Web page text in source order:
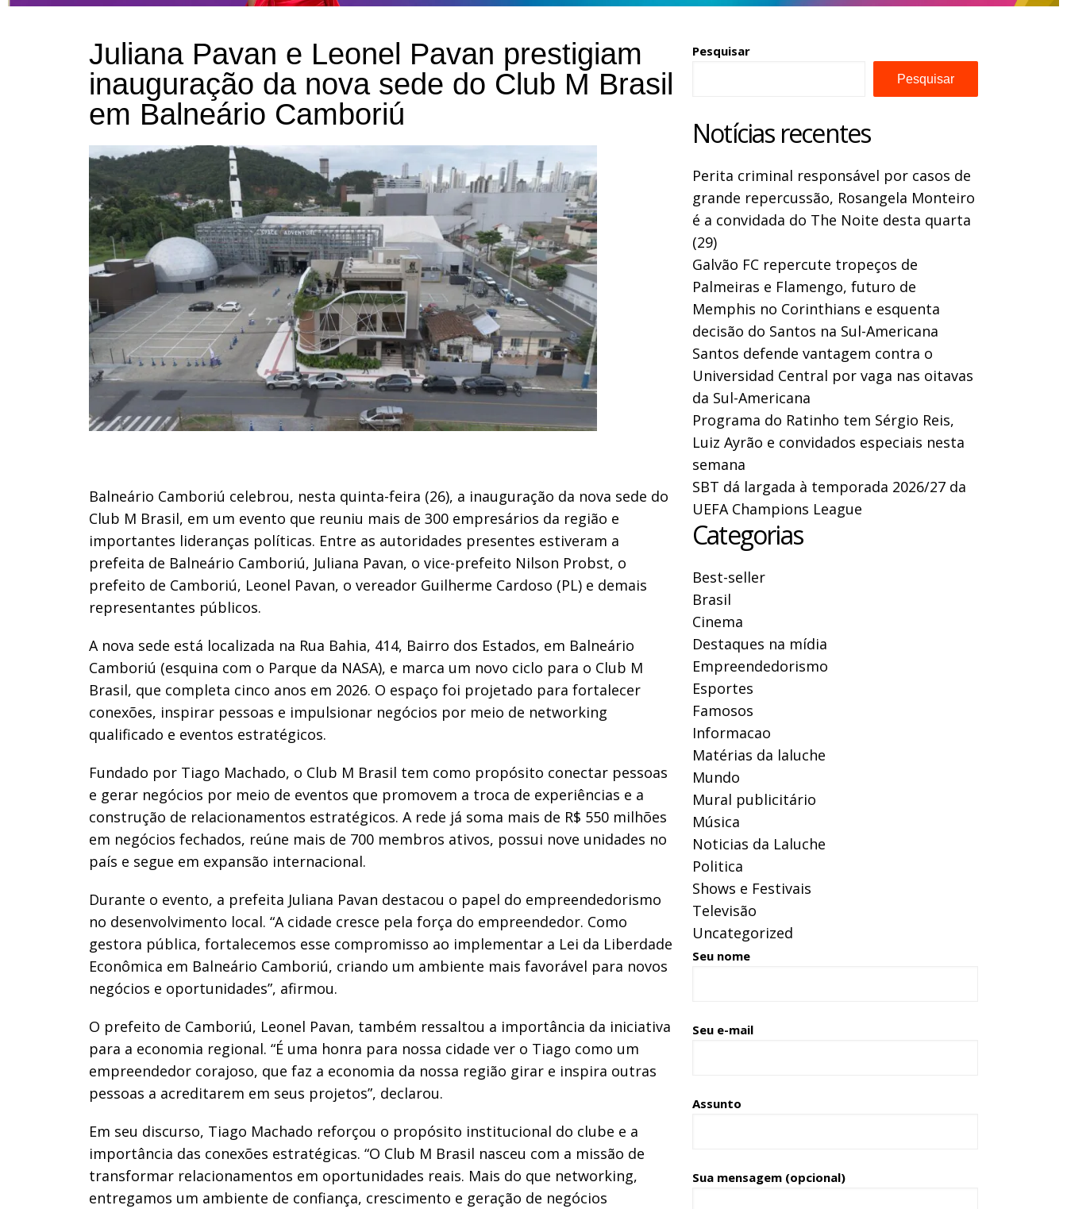
Juliana Pavan e Leonel Pavan prestigiam
inauguração da nova sede do Club M Brasil
em Balneário Camboriú
Balneário Camboriú celebrou, nesta quinta-feira (26), a inauguração da nova sede do
Club M Brasil, em um evento que reuniu mais de 300 empresários da região e
importantes lideranças políticas. Entre as autoridades presentes estiveram a
prefeita de Balneário Camboriú, Juliana Pavan, o vice-prefeito Nilson Probst, o
prefeito de Camboriú, Leonel Pavan, o vereador Guilherme Cardoso (PL) e demais
representantes públicos.
A nova sede está localizada na Rua Bahia, 414, Bairro dos Estados, em Balneário
Camboriú (esquina com o Parque da NASA), e marca um novo ciclo para o Club M
Brasil, que completa cinco anos em 2026. O espaço foi projetado para fortalecer
conexões, inspirar pessoas e impulsionar negócios por meio de networking
qualificado e eventos estratégicos.
Fundado por Tiago Machado, o Club M Brasil tem como propósito conectar pessoas
e gerar negócios por meio de eventos que promovem a troca de experiências e a
construção de relacionamentos estratégicos. A rede já soma mais de R$ 550 milhões
em negócios fechados, reúne mais de 700 membros ativos, possui nove unidades no
país e segue em expansão internacional.
Durante o evento, a prefeita Juliana Pavan destacou o papel do empreendedorismo
no desenvolvimento local. “A cidade cresce pela força do empreendedor. Como
gestora pública, fortalecemos esse compromisso ao implementar a Lei da Liberdade
Econômica em Balneário Camboriú, criando um ambiente mais favorável para novos
negócios e oportunidades”, afirmou.
O prefeito de Camboriú, Leonel Pavan, também ressaltou a importância da iniciativa
para a economia regional. “É uma honra para nossa cidade ver o Tiago como um
empreendedor corajoso, que faz a economia da nossa região girar e inspira outras
pessoas a acreditarem em seus projetos”, declarou.
Em seu discurso, Tiago Machado reforçou o propósito institucional do clube e a
importância das conexões estratégicas. “O Club M Brasil nasceu com a missão de
transformar relacionamentos em oportunidades reais. Mais do que networking,
entregamos um ambiente de confiança, crescimento e geração de negócios
Pesquisar
Pesquisar
Notícias recentes
Perita criminal responsável por casos de
grande repercussão, Rosangela Monteiro
é a convidada do The Noite desta quarta
(29)
Galvão FC repercute tropeços de
Palmeiras e Flamengo, futuro de
Memphis no Corinthians e esquenta
decisão do Santos na Sul-Americana
Santos defende vantagem contra o
Universidad Central por vaga nas oitavas
da Sul-Americana
Programa do Ratinho tem Sérgio Reis,
Luiz Ayrão e convidados especiais nesta
semana
SBT dá largada à temporada 2026/27 da
UEFA Champions League
Categorias
Best-seller
Brasil
Cinema
Destaques na mídia
Empreendedorismo
Esportes
Famosos
Informacao
Matérias da laluche
Mundo
Mural publicitário
Música
Noticias da Laluche
Politica
Shows e Festivais
Televisão
Uncategorized
Seu nome
Seu e-mail
Assunto
Sua mensagem (opcional)